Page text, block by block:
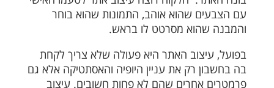
עם הצבעים שהוא אוהב, התמונות שהוא בוחר
והמבנה שהוא מסרטט לו בראש.
בפועל, עיצוב האתר היא פעולה שלא צריך לקחת
בה בחשבון רק את עניין היופיה והאסתטיקה אלא גם
פרמטרים אחרים שהם לא פחות חשובים. עיצוב